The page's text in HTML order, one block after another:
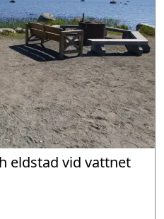
eldstad vid vattnet